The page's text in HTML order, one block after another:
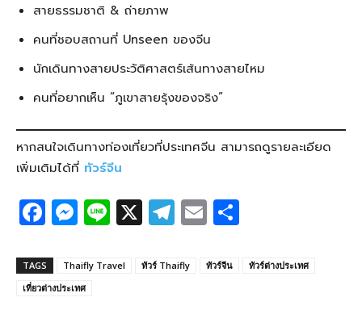
สายธรรมชาติ & ถ่ายภาพ
คนที่ชอบสถานที่ Unseen ของจีน
นักเดินทางสายประวัติศาสตร์เส้นทางสายไหม
คนที่อยากเห็น “ภูเขาสายรุ้งของจริง”
หากสนใจเดินทางท่องเที่ยวที่ประเทศจีน สามารถดูรายละเอียด
เพิ่มเติมได้ที่ ทัวร์จีน
F
a
c
e
M
e
ss
e
Li
n
e
X T
el
e
E
m
ail ar
TAGS Thaifly Travel ทัวร์ Thaifly ทัวร์จีน
ทัวร์ต่างประเทศ
เที่ยวต่างประเทศ